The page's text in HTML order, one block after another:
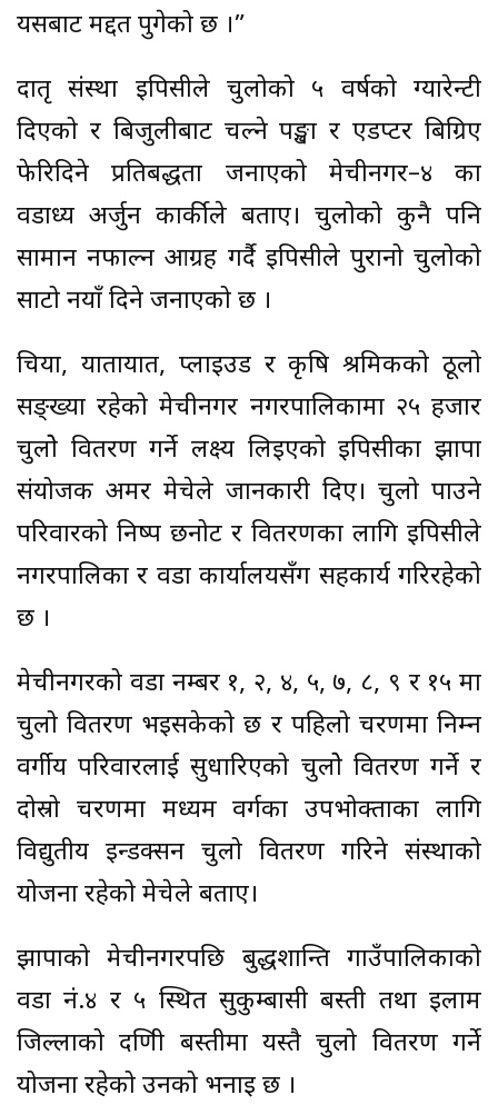
यसबाट मद्दत पुगेको छ ।”
दातृ संस्था इपिसीले चुलोको ५ वर्षको ग्यारेन्टी
दिएको र बिजुलीबाट चल्ने पङ्खा र एडप्टर बिग्रिए
फेरिदिने प्रतिबद्धता जनाएको मेचीनगर–४ का
वडाध्यक्ष अर्जुन कार्कीले बताए। चुलोको कुनै पनि
सामान नफाल्न आग्रह गर्दै इपिसीले पुरानो चुलोको
साटो नयाँ दिने जनाएको छ ।
चिया, यातायात, प्लाइउड र कृषि श्रमिकको ठूलो
सङ्ख्या रहेको मेचीनगर नगरपालिकामा २५ हजार
चुलोे वितरण गर्ने लक्ष्य लिइएको इपिसीका झापा
संयोजक अमर मेचेले जानकारी दिए। चुलो पाउने
परिवारको निष्पक्ष छनोट र वितरणका लागि इपिसीले
नगरपालिका र वडा कार्यालयसँग सहकार्य गरिरहेको
छ ।
मेचीनगरको वडा नम्बर १, २, ४, ५, ७, ८, ९ र १५ मा
चुलो वितरण भइसकेको छ र पहिलो चरणमा निम्न
वर्गीय परिवारलाई सुधारिएको चुलोे वितरण गर्ने र
दोस्रो चरणमा मध्यम वर्गका उपभोक्ताका लागि
विद्युतीय इन्डक्सन चुलो वितरण गरिने संस्थाको
योजना रहेको मेचेले बताए।
झापाको मेचीनगरपछि बुद्धशान्ति गाउँपालिकाको
वडा नं.४ र ५ स्थित सुकुम्बासी बस्ती तथा इलाम
जिल्लाको दक्षिणी बस्तीमा यस्तै चुलो वितरण गर्ने
योजना रहेको उनको भनाइ छ ।